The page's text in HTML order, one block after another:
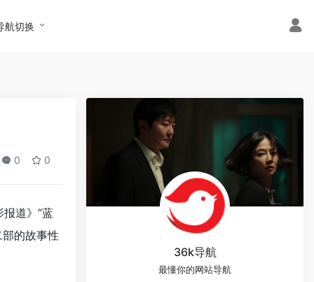
航切换
0 0
道》“蓝
的故事性
36k导航
最懂你的网站导航